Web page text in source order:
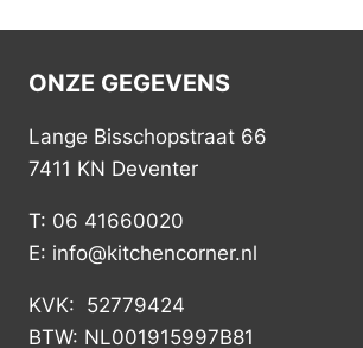
ONZE GEGEVENS
Lange Bisschopstraat 66
7411 KN Deventer
T: 06 41660020
E: info@kitchencorner.nl
KVK: 52779424
BTW: NL001915997B81